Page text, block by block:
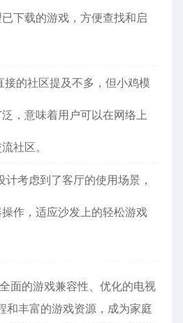
下载的游戏，方便查找和启
接的社区提及不多，但小鸡模
，意味着用户可以在网络上
社区。
计考虑到了客厅的使用场景，
作，适应沙发上的轻松游戏
面的游戏兼容性、优化的电视
和丰富的游戏资源，成为家庭